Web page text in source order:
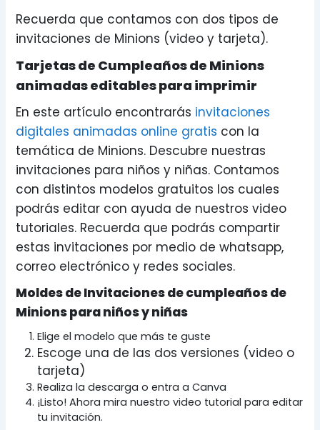
Recuerda que contamos con dos tipos de
invitaciones de Minions (video y tarjeta).
Tarjetas de Cumpleaños de Minions
animadas editables para imprimir
En este artículo encontrarás invitaciones
digitales animadas online gratis con la
temática de Minions. Descubre nuestras
invitaciones para niños y niñas. Contamos
con distintos modelos gratuitos los cuales
podrás editar con ayuda de nuestros video
tutoriales. Recuerda que podrás compartir
estas invitaciones por medio de whatsapp,
correo electrónico y redes sociales.
Moldes de Invitaciones de cumpleaños de
Minions para niños y niñas
Elige el modelo que más te guste
Escoge una de las dos versiones (video o
tarjeta)
Realiza la descarga o entra a Canva
¡Listo! Ahora mira nuestro video tutorial para editar
tu invitación.